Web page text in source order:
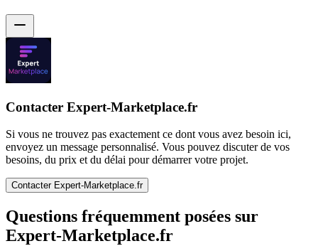
Contacter Expert-Marketplace.fr
Si vous ne trouvez pas exactement ce dont vous avez besoin ici,
envoyez un message personnalisé. Vous pouvez discuter de vos
besoins, du prix et du délai pour démarrer votre projet.
Contacter Expert-Marketplace.fr
Questions fréquemment posées sur
Expert-Marketplace.fr